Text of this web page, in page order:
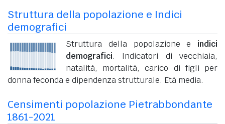
Struttura della popolazione e Indici
demografici
Struttura della popolazione e indici
demografici. Indicatori di vecchiaia,
natalità, mortalità, carico di figli per
donna feconda e dipendenza strutturale. Età media.
Censimenti popolazione Pietrabbondante
1861-2021